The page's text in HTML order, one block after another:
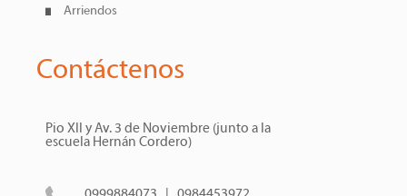
Arriendos
Contáctenos
Pio XII y Av. 3 de Noviembre (junto a la
escuela Hernán Cordero)